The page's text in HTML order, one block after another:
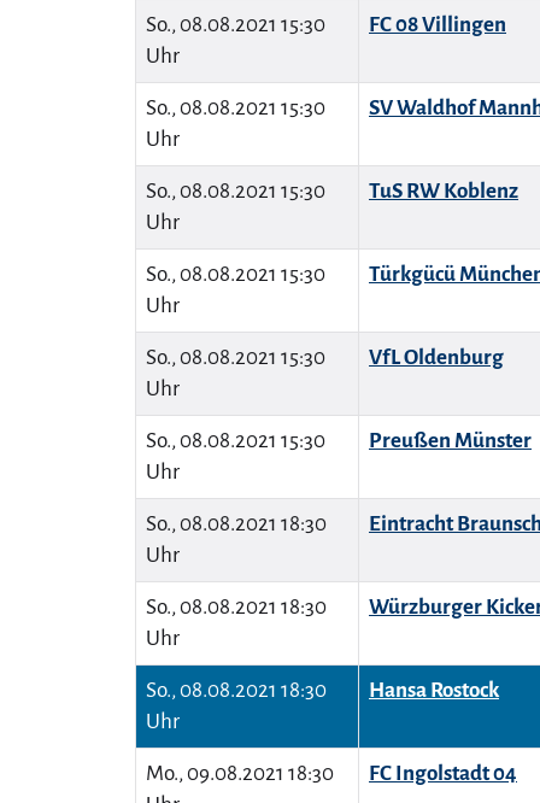
So., 08.08.2021 15:30
Uhr
FC 08 Villingen
So., 08.08.2021 15:30
Uhr
SV Waldhof
So., 08.08.2021 15:30
Uhr
TuS RW Koblenz
So., 08.08.2021 15:30
Uhr
Türkgücü
So., 08.08.2021 15:30
Uhr
VfL Oldenburg
So., 08.08.2021 15:30
Uhr
Preußen Münster
So., 08.08.2021 18:30
Uhr
Eintracht
So., 08.08.2021 18:30
Uhr
Würzburger
So., 08.08.2021 18:30
Uhr
Hansa Rostock
Mo., 09.08.2021 18:30
FC Ingolstadt 04